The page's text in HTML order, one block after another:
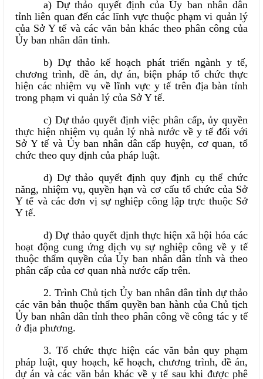
a) Dự thảo quyết định của Ủy ban nhân dân
tỉnh liên quan đến các lĩnh vực thuộc phạm vi quản lý
của Sở Y tế và các văn bản khác theo phân công của
Ủy ban nhân dân tỉnh.
b) Dự thảo kế hoạch phát triển ngành y tế,
chương trình, đề án, dự án, biện pháp tổ chức thực
hiện các nhiệm vụ về lĩnh vực y tế trên địa bàn tỉnh
trong phạm vi quản lý của Sở Y tế.
c) Dự thảo quyết định việc phân cấp, ủy quyền
thực hiện nhiệm vụ quản lý nhà nước về y tế đối với
Sở Y tế và Ủy ban nhân dân cấp huyện, cơ quan, tổ
chức theo quy định của pháp luật.
d) Dự thảo quyết định quy định cụ thể chức
năng, nhiệm vụ, quyền hạn và cơ cấu tổ chức của Sở
Y tế và các đơn vị sự nghiệp công lập trực thuộc Sở
Y tế.
đ) Dự thảo quyết định thực hiện xã hội hóa các
hoạt động cung ứng dịch vụ sự nghiệp công về y tế
thuộc thẩm quyền của Ủy ban nhân dân tỉnh và theo
phân cấp của cơ quan nhà nước cấp trên.
2. Trình Chủ tịch Ủy ban nhân dân tỉnh dự thảo
các văn bản thuộc thẩm quyền ban hành của Chủ tịch
Ủy ban nhân dân tỉnh theo phân công về công tác y tế
ở địa phương.
3. Tổ chức thực hiện các văn bản quy phạm
pháp luật, quy hoạch, kế hoạch, chương trình, đề án,
dự án và các văn bản khác về y tế sau khi được phê